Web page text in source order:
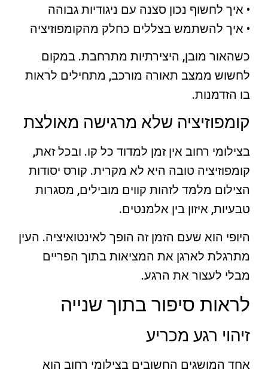
• איך לחשוף נכון סצנה עם ניגודיות גבוהה
• איך להשתמש בצללים כחלק מהקומפוזיציה
כשהאור מובן, היצירתיות מתרחבת. במקום
לחשוש ממצב תאורה מורכב, מתחילים לראות
בו הזדמנות.
קומפוזיציה שלא מרגישה מאולצת
בצילומי רחוב אין זמן למדוד כל קו. ובכל זאת,
קומפוזיציה טובה היא לא מקרית. קורס יסודות
הצילום מלמד לזהות קווים מובילים, מסגרות
טבעיות, איזון בין אלמנטים.
היופי הוא שעם הזמן זה הופך לאינטואיציה. העין
מתרגלת לארגן את המציאות בתוך הפריים
מבלי לעצור את הרגע.
לראות סיפור בתוך שנייה
זיהוי רגע מכריע
אחד המושגים החשובים בצילומי רחוב הוא